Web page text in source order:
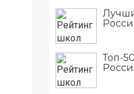
Топ-